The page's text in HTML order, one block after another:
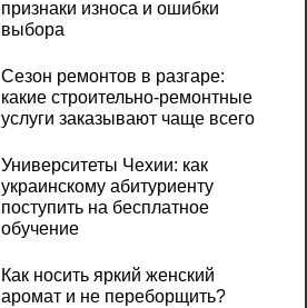
признаки износа и ошибки
выбора
Сезон ремонтов в разгаре:
какие строительно-ремонтные
услуги заказывают чаще всего
Университеты Чехии: как
украинскому абитуриенту
поступить на бесплатное
обучение
Как носить яркий женский
аромат и не переборщить?